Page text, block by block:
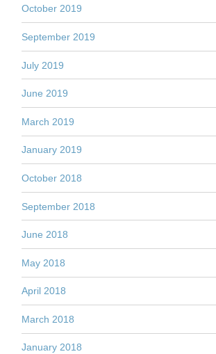
October 2019
September 2019
July 2019
June 2019
March 2019
January 2019
October 2018
September 2018
June 2018
May 2018
April 2018
March 2018
January 2018